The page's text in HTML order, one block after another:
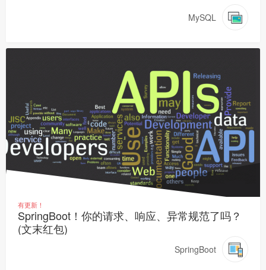
MySQL
有更新！
SpringBoot！你的请求、响应、异常规范了吗？
(文末红包)
SpringBoot